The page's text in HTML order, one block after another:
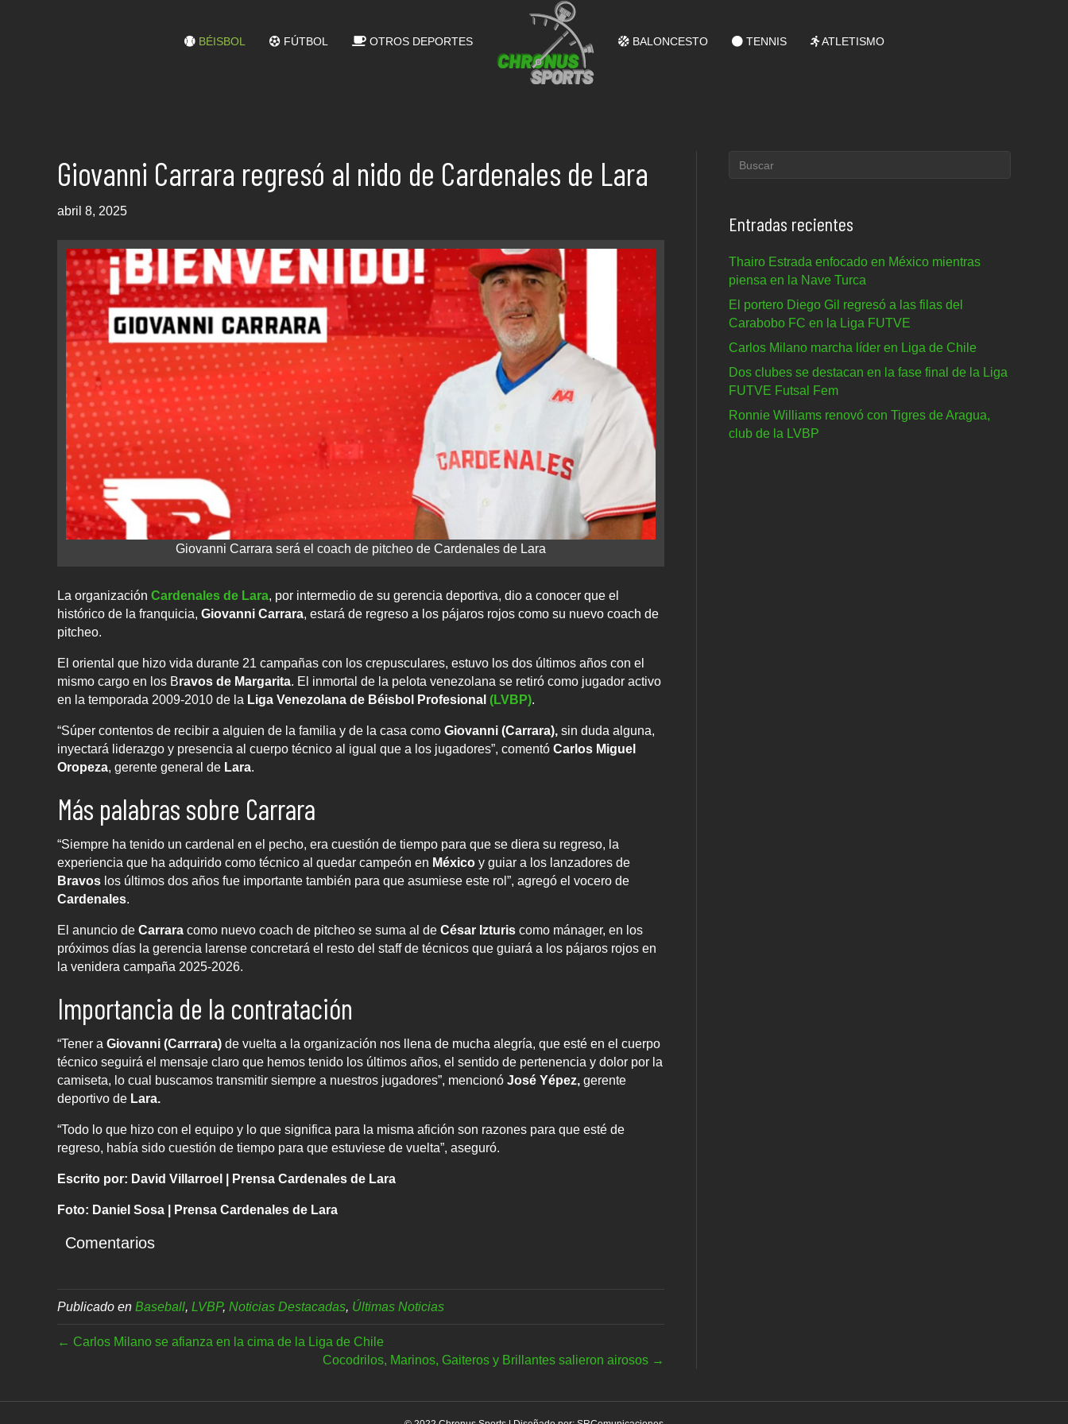
BÉISBOL FÚTBOL OTROS DEPORTES BALONCESTO TENNIS ATLETISMO
Giovanni Carrara regresó al nido de Cardenales de Lara
abril 8, 2025
Giovanni Carrara será el coach de pitcheo de Cardenales de Lara
La organización Cardenales de Lara, por intermedio de su gerencia deportiva, dio a conocer que el
histórico de la franquicia, Giovanni Carrara, estará de regreso a los pájaros rojos como su nuevo coach de
pitcheo.
El oriental que hizo vida durante 21 campañas con los crepusculares, estuvo los dos últimos años con el
mismo cargo en los Bravos de Margarita. El inmortal de la pelota venezolana se retiró como jugador activo
en la temporada 2009-2010 de la Liga Venezolana de Béisbol Profesional (LVBP).
“Súper contentos de recibir a alguien de la familia y de la casa como Giovanni (Carrara), sin duda alguna,
inyectará liderazgo y presencia al cuerpo técnico al igual que a los jugadores”, comentó Carlos Miguel
Oropeza, gerente general de Lara.
Más palabras sobre Carrara
“Siempre ha tenido un cardenal en el pecho, era cuestión de tiempo para que se diera su regreso, la
experiencia que ha adquirido como técnico al quedar campeón en México y guiar a los lanzadores de
Bravos los últimos dos años fue importante también para que asumiese este rol”, agregó el vocero de
Cardenales.
El anuncio de Carrara como nuevo coach de pitcheo se suma al de César Izturis como mánager, en los
próximos días la gerencia larense concretará el resto del staff de técnicos que guiará a los pájaros rojos en
la venidera campaña 2025-2026.
Importancia de la contratación
“Tener a Giovanni (Carrrara) de vuelta a la organización nos llena de mucha alegría, que esté en el cuerpo
técnico seguirá el mensaje claro que hemos tenido los últimos años, el sentido de pertenencia y dolor por la
camiseta, lo cual buscamos transmitir siempre a nuestros jugadores”, mencionó José Yépez, gerente
deportivo de Lara.
“Todo lo que hizo con el equipo y lo que significa para la misma afición son razones para que esté de
regreso, había sido cuestión de tiempo para que estuviese de vuelta”, aseguró.
Escrito por: David Villarroel | Prensa Cardenales de Lara
Foto: Daniel Sosa | Prensa Cardenales de Lara
Comentarios
Publicado en Baseball, LVBP, Noticias Destacadas, Últimas Noticias
← Carlos Milano se afianza en la cima de la Liga de Chile
Cocodrilos, Marinos, Gaiteros y Brillantes salieron airosos →
Entradas recientes
Thairo Estrada enfocado en México mientras
piensa en la Nave Turca
El portero Diego Gil regresó a las filas del
Carabobo FC en la Liga FUTVE
Carlos Milano marcha líder en Liga de Chile
Dos clubes se destacan en la fase final de la Liga
FUTVE Futsal Fem
Ronnie Williams renovó con Tigres de Aragua,
club de la LVBP